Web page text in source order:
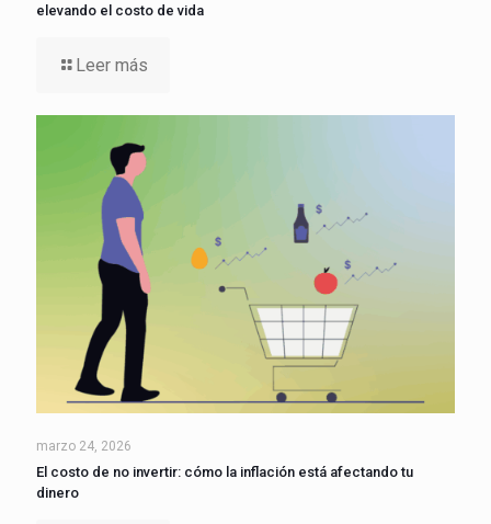
elevando el costo de vida
Leer más
marzo 24, 2026
El costo de no invertir: cómo la inflación está afectando tu
dinero